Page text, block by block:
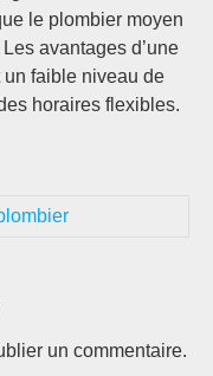
le plombier moyen
avantages d’une
faible niveau de
horaires flexibles.
un commentaire.